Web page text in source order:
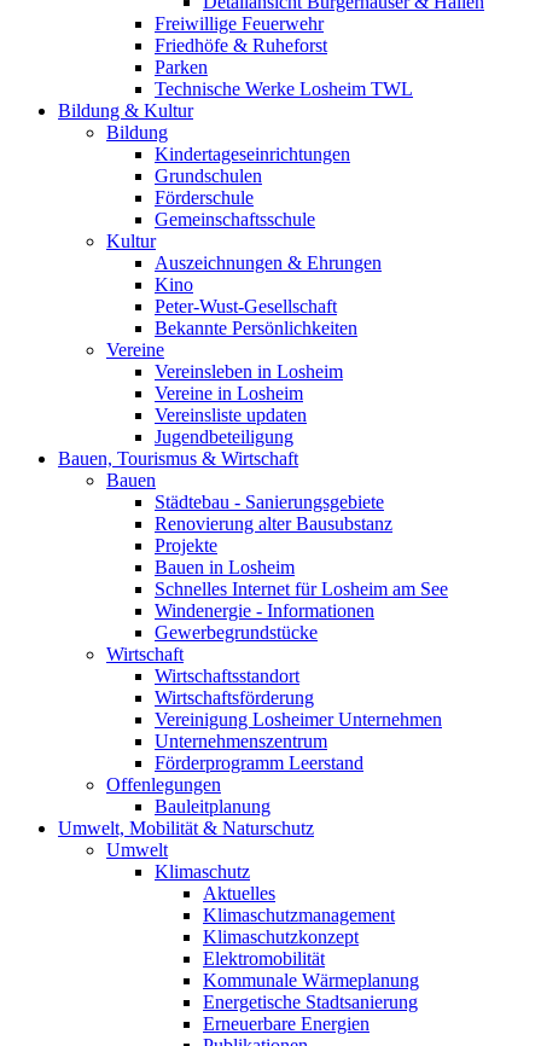
Freiwillige Feuerwehr
Friedhöfe & Ruheforst
Parken
Technische Werke Losheim TWL
Bildung & Kultur
Bildung
Kindertageseinrichtungen
Grundschulen
Förderschule
Gemeinschaftsschule
Kultur
Auszeichnungen & Ehrungen
Kino
Peter-Wust-Gesellschaft
Bekannte Persönlichkeiten
Vereine
Vereinsleben in Losheim
Vereine in Losheim
Vereinsliste updaten
Jugendbeteiligung
Bauen, Tourismus & Wirtschaft
Bauen
Städtebau - Sanierungsgebiete
Renovierung alter Bausubstanz
Projekte
Bauen in Losheim
Schnelles Internet für Losheim am See
Windenergie - Informationen
Gewerbegrundstücke
Wirtschaft
Wirtschaftsstandort
Wirtschaftsförderung
Vereinigung Losheimer Unternehmen
Unternehmenszentrum
Förderprogramm Leerstand
Offenlegungen
Bauleitplanung
Umwelt, Mobilität & Naturschutz
Umwelt
Klimaschutz
Aktuelles
Klimaschutzmanagement
Klimaschutzkonzept
Elektromobilität
Kommunale Wärmeplanung
Energetische Stadtsanierung
Erneuerbare Energien